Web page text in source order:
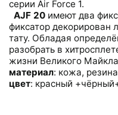
серии Air Force 1.
AJF 20 имеют два
фиксатор декорирован
тату. Обладая
разобрать в
жизни Великого
материал: кожа,
цвет: красный